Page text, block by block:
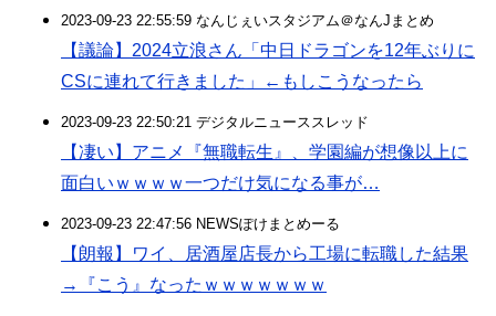
2023-09-23 22:55:59 なんじぇいスタジアム＠なんJまとめ
【議論】2024立浪さん「中日ドラゴンを12年ぶりに
CSに連れて行きました」←もしこうなったら
2023-09-23 22:50:21 デジタルニューススレッド
【凄い】アニメ『無職転生』、学園編が想像以上に
面白いｗｗｗｗ一つだけ気になる事が…
2023-09-23 22:47:56 NEWSぽけまとめーる
【朗報】ワイ、居酒屋店長から工場に転職した結果
→『こう』なったｗｗｗｗｗｗｗ